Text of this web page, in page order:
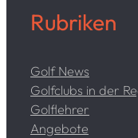
Rubriken
Golf News
Golfclubs in der
Golflehrer
Angebote